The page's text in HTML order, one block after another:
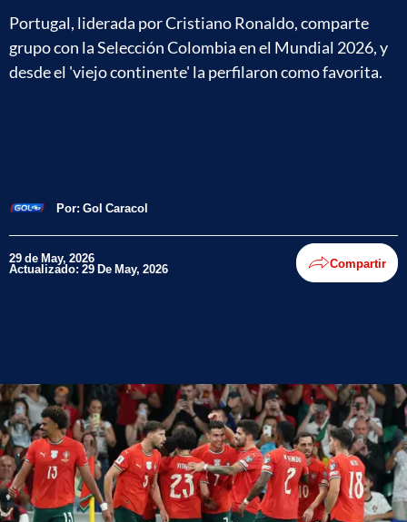
Portugal, liderada por Cristiano Ronaldo, comparte
grupo con la Selección Colombia en el Mundial 2026, y
desde el 'viejo continente' la perfilaron como favorita.
Por: Gol Caracol
29 de May, 2026
Actualizado: 29 De May, 2026 Compartir